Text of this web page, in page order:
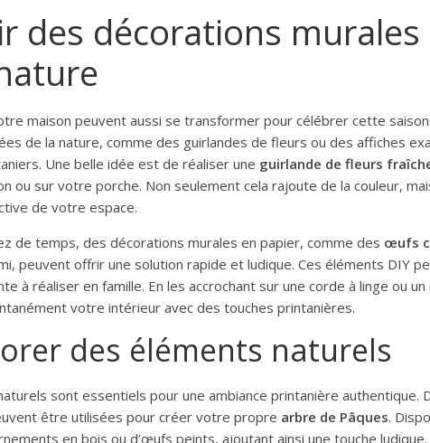
des décorations
maison peuvent aussi se transformer pour célébrer cette
de la nature, comme des guirlandes de fleurs ou des affiches
Une belle idée est de réaliser une guirlande de fleurs
ou sur votre porche. Non seulement cela rajoute de la couleur,
de votre espace.
de temps, des décorations murales en papier, comme des œufs
peuvent offrir une solution rapide et ludique. Ces éléments DIY
à réaliser en famille. En les accrochant sur une corde à linge ou
votre intérieur avec des touches printanières.
des éléments naturels
sont essentiels pour une ambiance printanière authentique.
être utilisées pour créer votre propre arbre de Pâques.
en bois ou d’œufs peints, ajoutant ainsi une touche